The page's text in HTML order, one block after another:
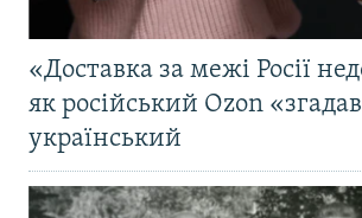
«Доставка за межі Росії
як російський Ozon
український